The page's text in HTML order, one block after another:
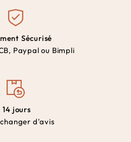
Sécurisé
Paypal ou Bimpli
14 jours
d'avis